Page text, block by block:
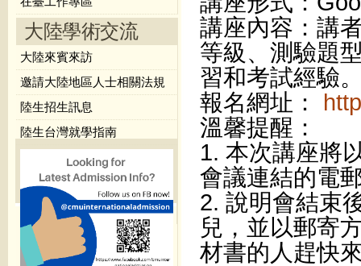
講座內容：講
等級、測驗題
習和考試經驗
報名網址：
溫馨提醒：
1. 本次講座將
會議連結的電
2. 說明會結束
兒，並以郵寄
材書的人趕快
大陸學術交流
大陸來賓來訪
邀請大陸地區人士相關法規
陸生招生訊息
陸生台灣就學指南